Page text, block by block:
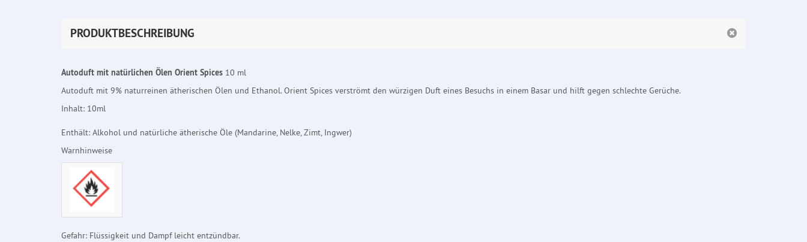
PRODUKTBESCHREIBUNG
Autoduft mit natürlichen Ölen Orient Spices 10 ml
Autoduft mit 9% naturreinen ätherischen Ölen und Ethanol. Orient Spices verströmt den würzigen Duft eines Besuchs in einem Basar und hilft gegen schlechte Gerüche.
Inhalt: 10ml
Enthält: Alkohol und natürliche ätherische Öle (Mandarine, Nelke, Zimt, Ingwer)
Warnhinweise
Gefahr: Flüssigkeit und Dampf leicht entzündbar.